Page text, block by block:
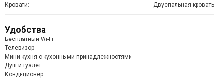
Кровати:
Двуспальная кровать
Удобства
Бесплатный Wi-Fi
Телевизор
Мини-кухня с кухонными принадлежностями
Душ и туалет
Кондиционер